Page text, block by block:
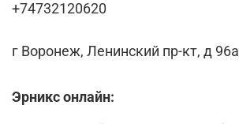
+74732120620
г Воронеж, Ленинский пр-кт, д 96а
Эрникс онлайн: